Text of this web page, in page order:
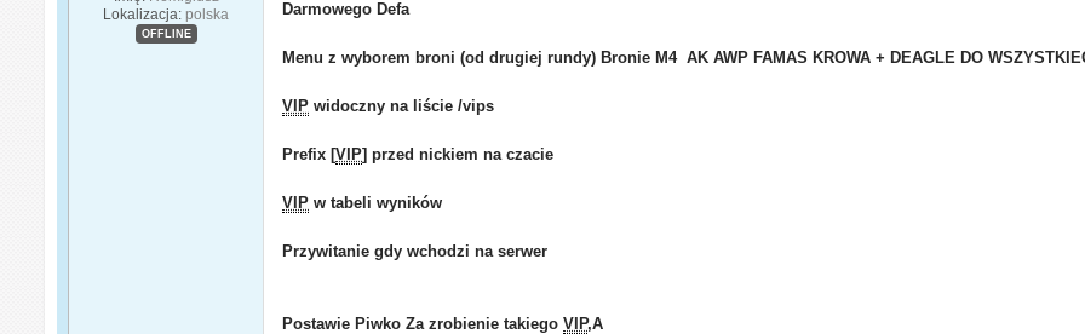
Lokalizacja: polska
OFFLINE
Darmowego Defa
Menu z wyborem broni (od drugiej rundy) Bronie M4 AK AWP FAMAS KROWA + DEAGLE DO
VIP widoczny na liście /vips
Prefix [VIP] przed nickiem na czacie
VIP w tabeli wyników
Przywitanie gdy wchodzi na serwer
Postawie Piwko Za zrobienie takiegoVIP,A